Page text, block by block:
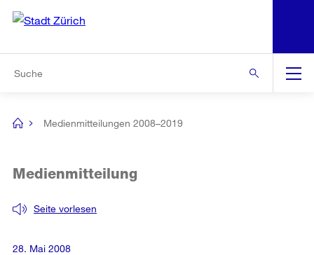
Navigation
[no
Medienmitteilungen 2008–2019
Seite vorlesen
Medienmitteilung
28. Mai 2008